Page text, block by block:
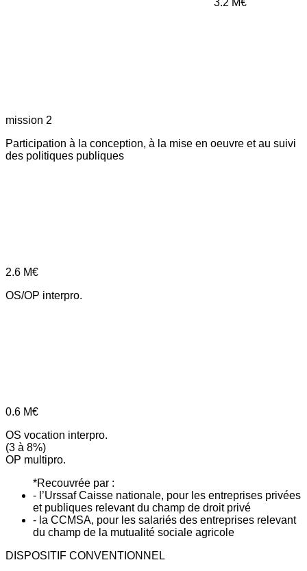
3.2 M€
mission 2
Participation à la conception, à la mise en oeuvre et au suivi
des politiques publiques
2.6 M€
OS/OP interpro.
0.6 M€
OS vocation interpro.
(3 à 8%)
OP multipro.
*Recouvrée par :
- l’Urssaf Caisse nationale, pour les entreprises privées
et publiques relevant du champ de droit privé
- la CCMSA, pour les salariés des entreprises relevant
du champ de la mutualité sociale agricole
DISPOSITIF CONVENTIONNEL